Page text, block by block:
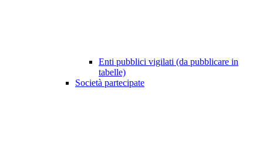
Enti pubblici vigilati (da pubblicare in
tabelle)
Società partecipate